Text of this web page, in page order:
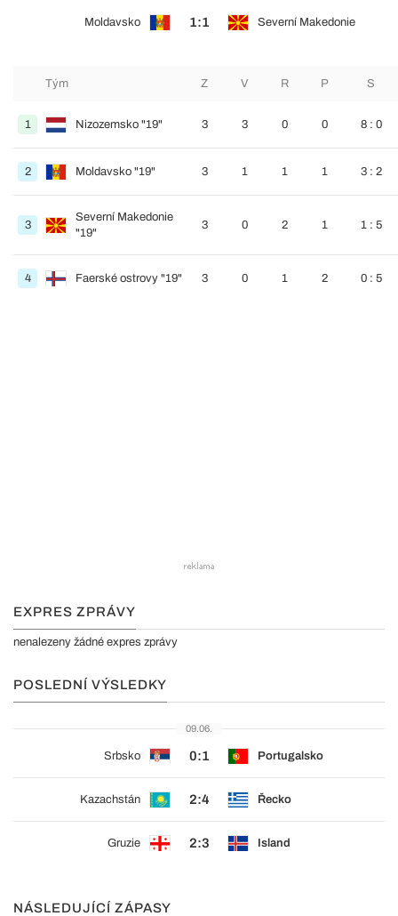
Moldavsko 1:1 Severní Makedonie
Tým Z V R P S
1 Nizozemsko "19" 3 3 0 0 8 : 0
2 Moldavsko "19" 3 1 1 1 3 : 2
3
Severní Makedonie
"19"
3 0 2 1 1 : 5
4 Faerské ostrovy "19" 3 0 1 2 0 : 5
EXPRES ZPRÁVY
nenalezeny žádné expres zprávy
POSLEDNÍ VÝSLEDKY
09.06.
Srbsko 0:1 Portugalsko
Kazachstán 2:4 Řecko
Gruzie 2:3 Island
NÁSLEDUJÍCÍ ZÁPASY